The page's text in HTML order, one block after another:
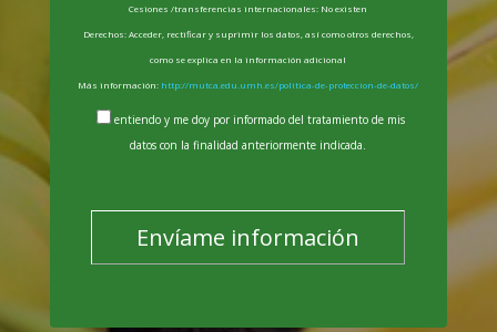
Cesiones /transferencias internacionales: No existen
Derechos: Acceder, rectificar y suprimir los datos, así como otros derechos,
como se explica en la información adicional
Más información: http://mutca.edu.umh.es/politica-de-proteccion-de-datos/
entiendo y me doy por informado del tratamiento de mis
datos con la finalidad anteriormente indicada.